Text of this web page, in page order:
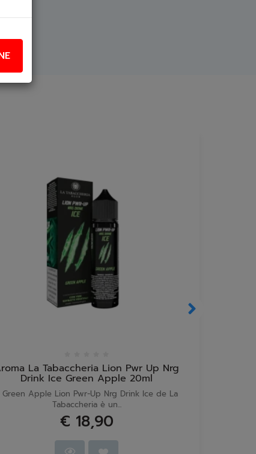
La Tabaccheria Lion Pwr Up Nrg
Drink Ice Green Apple 20ml
Green Apple Lion Pwr-Up Nrg Drink Ice de La
Tabaccheria è un...
€ 18,90